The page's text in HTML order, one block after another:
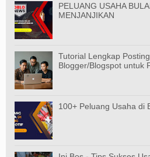
PELUANG USAHA
MENJANJIKAN
Tutorial Lengkap
Blogger/Blogspot untuk
100+ Peluang Usaha di